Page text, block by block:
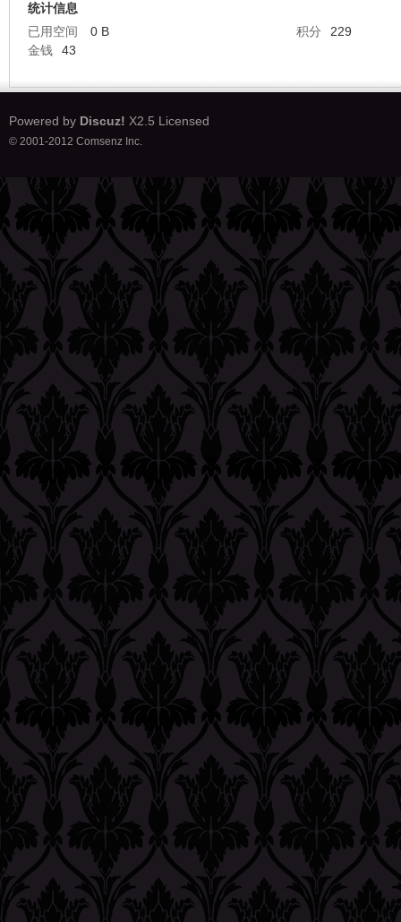
统计信息
已用空间
0 B 积分
229
金钱
43
Powered by Discuz! X2.5 Licensed
© 2001-2012 Comsenz Inc.